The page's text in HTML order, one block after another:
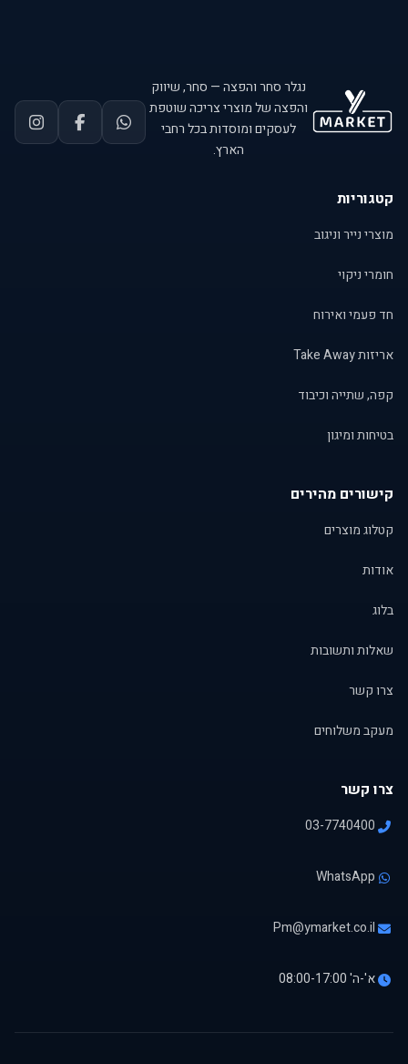
נגלר סחר והפצה — סחר, שיווק
והפצה של מוצרי צריכה שוטפת
לעסקים ומוסדות בכל רחבי
הארץ.
קטגוריות
מוצרי נייר וניגוב
חומרי ניקוי
חד פעמי ואירוח
אריזות Take Away
קפה, שתייה וכיבוד
בטיחות ומיגון
קישורים מהירים
קטלוג מוצרים
אודות
בלוג
שאלות ותשובות
צרו קשר
מעקב משלוחים
צרו קשר
03-7740400
WhatsApp
Pm@ymarket.co.il
א'-ה' 08:00-17:00